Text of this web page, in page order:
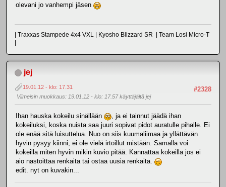
olevani jo vanhempi jäsen
| Traxxas Stampede 4x4 VXL | Kyosho Blizzard SR | Team Losi Micro-T
jej
#2328
19.01.12 - klo: 17.31
Viimeisin muokkaus: 19.01.12 - klo: 17.57 käyttäjältä jej
Ihan hauska kokeilu sinällään
, ja ei tainnut jäädä ihan
kokeiluksi, koska nuista saa juuri sopivat pidot auratulle pihalle. Ei
ole enää sitä luisuttelua. Nuo on siis kuumaliimaa ja yllättävän
hyvin pysyy kiinni, ei ole vielä irtoillut mistään. Samalla voi
kokeilla miten hyvin mikin kuvio pitää. Kannattaa kokeilla jos ei
aio nastoittaa renkaita tai ostaa uusia renkaita.
edit. nyt on kuvakin...